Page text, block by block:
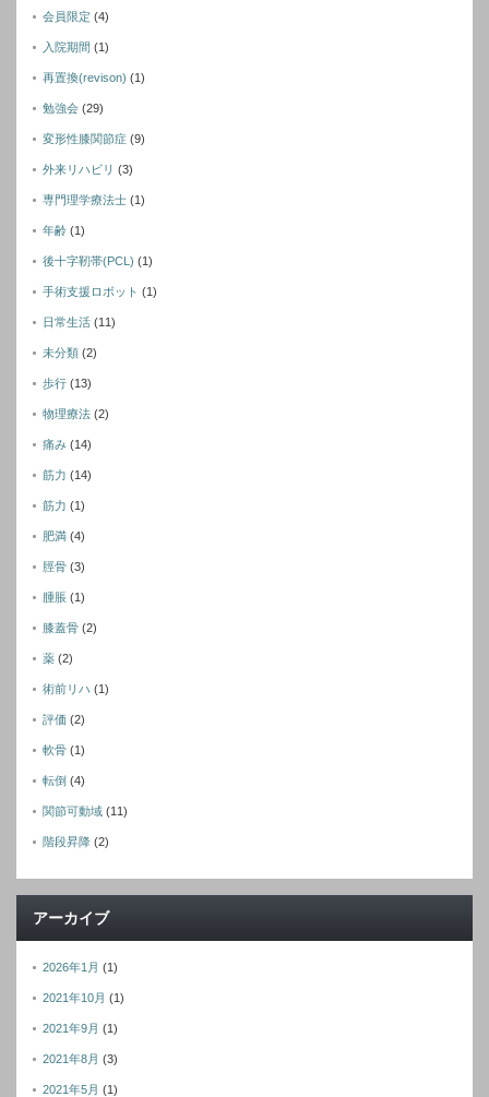
会員限定 (4)
入院期間 (1)
再置換(revison) (1)
勉強会 (29)
変形性膝関節症 (9)
外来リハビリ (3)
専門理学療法士 (1)
年齢 (1)
後十字靭帯(PCL) (1)
手術支援ロボット (1)
日常生活 (11)
未分類 (2)
歩行 (13)
物理療法 (2)
痛み (14)
筋力 (14)
筋力 (1)
肥満 (4)
脛骨 (3)
腫脹 (1)
膝蓋骨 (2)
薬 (2)
術前リハ (1)
評価 (2)
軟骨 (1)
転倒 (4)
関節可動域 (11)
階段昇降 (2)
アーカイブ
2026年1月 (1)
2021年10月 (1)
2021年9月 (1)
2021年8月 (3)
2021年5月 (1)